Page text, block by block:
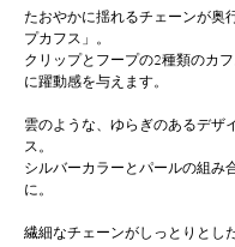
たおやかに揺れるチェーンが奥
プカフス」。
クリップとフープの2種類のカ
に躍動感を与えます。
雲のような、ゆらぎのあるデザ
ス。
シルバーカラーとパールの組み
に。
繊細なチェーンがしっとりとし